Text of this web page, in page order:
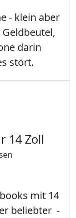
- klein aber
darin
stört.
14 Zoll
mit 14
beliebter -